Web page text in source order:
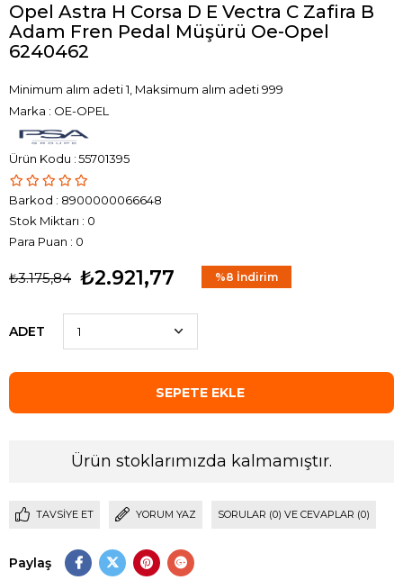
Opel Astra H Corsa D E Vectra C Zafira B
Adam Fren Pedal Müşürü Oe-Opel
6240462
Minimum alım adeti 1, Maksimum alım adeti 999
Marka : OE-OPEL
55701395
Barkod : 8900000066648
Stok Miktarı : 0
Para Puan : 0
₺3.175,84 ₺2.921,77 %8 İndirim
ADET
Ürün stoklarımızda kalmamıştır.
TAVSIYE ET YORUM YAZ SORULAR (0) VE CEVAPLAR (0)
Paylaş